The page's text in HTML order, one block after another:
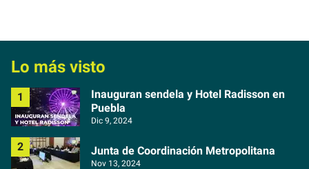
Lo más visto
Inauguran sendela y Hotel Radisson en
Puebla
Dic 9, 2024
Junta de Coordinación Metropolitana
Nov 13, 2024